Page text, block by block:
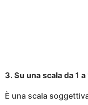
3. Su una scala da 1
È una scala